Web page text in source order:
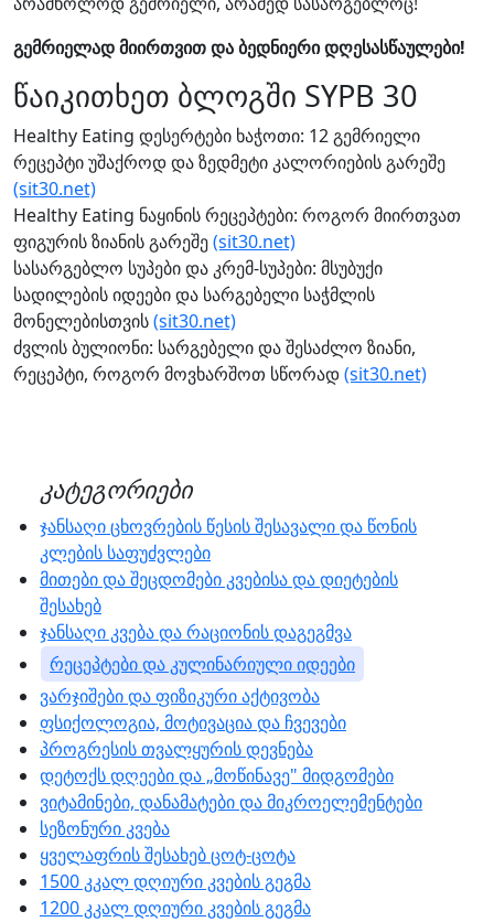
გემრიელად მიირთვით და ბედნიერი დღესასწაულები!
წაიკითხეთ ბლოგში SYPB 30
Healthy Eating დესერტები ხაჭოთი: 12 გემრიელი
რეცეპტი უშაქროდ და ზედმეტი კალორიების გარეშე
(sit30.net)
Healthy Eating ნაყინის რეცეპტები: როგორ მიირთვათ
ფიგურის ზიანის გარეშე(sit30.net)
სასარგებლო სუპები და კრემ-სუპები: მსუბუქი
სადილების იდეები და სარგებელი საჭმლის
მონელებისთვის(sit30.net)
ძვლის ბულიონი: სარგებელი და შესაძლო ზიანი,
რეცეპტი, როგორ მოვხარშოთ სწორად(sit30.net)
კატეგორიები
ჯანსაღი ცხოვრების წესის შესავალი და წონის
კლების საფუძვლები
მითები და შეცდომები კვებისა და დიეტების
შესახებ
ჯანსაღი კვება და რაციონის დაგეგმვა
რეცეპტები და კულინარიული იდეები
ვარჯიშები და ფიზიკური აქტივობა
ფსიქოლოგია, მოტივაცია და ჩვევები
პროგრესის თვალყურის დევნება
დეტოქს დღეები და „მოწინავე" მიდგომები
ვიტამინები, დანამატები და მიკროელემენტები
სეზონური კვება
ყველაფრის შესახებ ცოტ-ცოტა
1500 კკალ დღიური კვების გეგმა
1200 კკალ დღიური კვების გეგმა